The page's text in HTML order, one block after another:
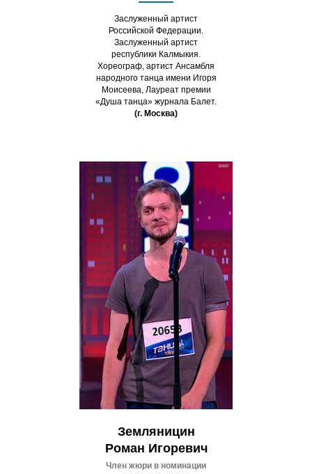
Заслуженный артист
Российской Федерации.
Заслуженный артист
республики Калмыкия.
Хореограф, артист Ансамбля
народного танца имени Игоря
Моисеева, Лауреат премии
«Душа танца» журнала Балет.
(г. Москва)
Земляницин
Роман Игоревич
Член жюри в номинации